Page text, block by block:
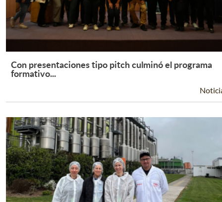
Leer Más +
Con presentaciones tipo pitch culminó el programa
formativo...